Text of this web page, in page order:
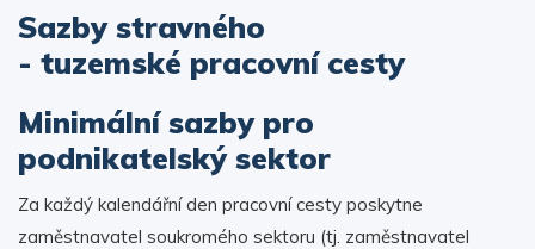
Sazby stravného
- tuzemské pracovní cesty
Minimální sazby pro
podnikatelský sektor
Za každý kalendářní den pracovní cesty poskytne
zaměstnavatel soukromého sektoru (tj. zaměstnavatel